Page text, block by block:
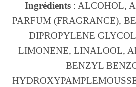
Ingrédients : ALCOHOL,
PARFUM (FRAGRANCE),
DIPROPYLENE
LIMONENE, LINALOOL,
BENZYL